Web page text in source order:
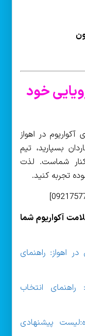
خود
در اهواز
بسپارید، تیم
شماست. لذت
تجربه کنید.
آکواریوم شما
اهواز: راهنمای
انتخاب
پیشنهادی